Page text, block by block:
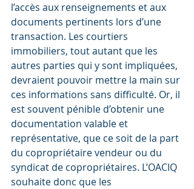
l’accès aux renseignements et aux
documents pertinents lors d’une
transaction. Les courtiers
immobiliers, tout autant que les
autres parties qui y sont impliquées,
devraient pouvoir mettre la main sur
ces informations sans difficulté. Or, il
est souvent pénible d’obtenir une
documentation valable et
représentative, que ce soit de la part
du copropriétaire vendeur ou du
syndicat de copropriétaires. L’OACIQ
souhaite donc que les